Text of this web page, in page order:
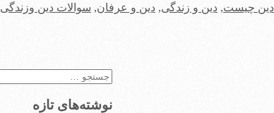
دین چیست, دین و زندگی, دین و عرفان, سوالات دین وزندگی
جستجو
نوشته‌های تازه